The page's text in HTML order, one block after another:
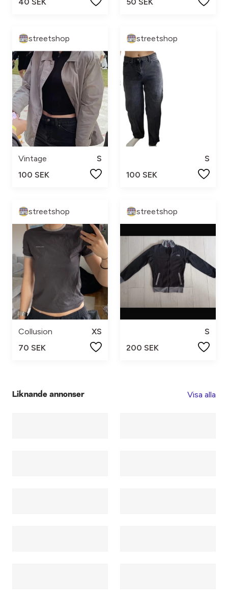
streetshop
Vintage
S
100 SEK
streetshop
S
100 SEK
streetshop
Collusion
XS
70 SEK
streetshop
S
200 SEK
Liknande annonser Visa alla